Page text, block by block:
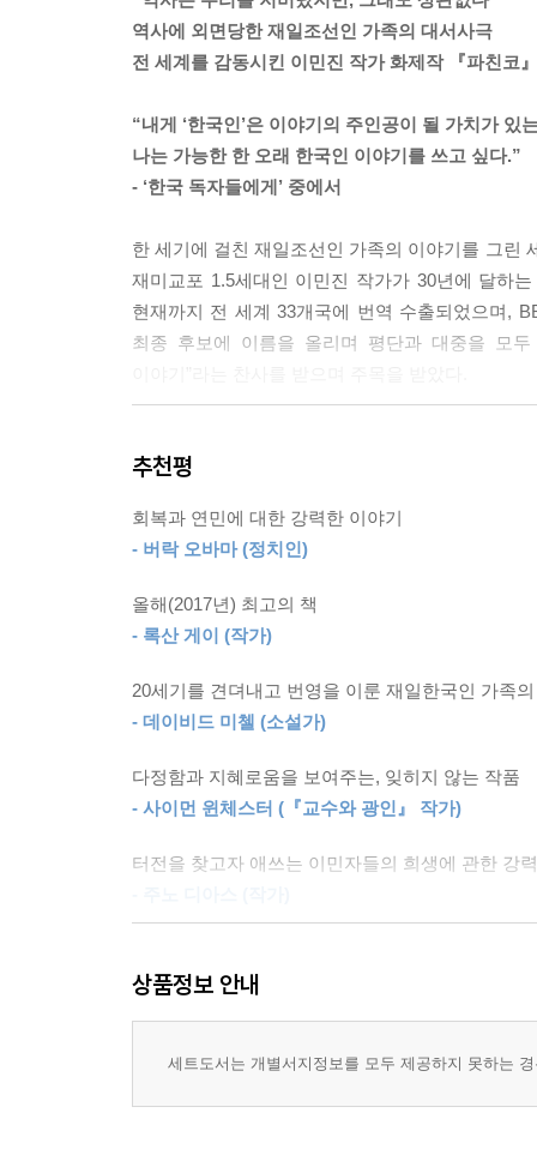
노아는 자기가 평범한 사람이고 조선인이 아니었
없었다. 자신은 결코 평범한 일본인이 될 수 없을
“아가, 이리 오렴.” 이삭이 말했다.
노아가 이삭에게 다가가 무릎을 꿇고 앉았다. ‘제
다.
서 하루하루 살아가는 것은 큰 용기가 필요한 일이
--- pp.306~307
선자는 설탕이 냄비에서 녹아 졸아드는 동안 계속
주 잘 관리한 밝고 튼튼한 집, 수박과 상추와 호박
--- p.376
유미는 많은 조선인이 북한으로 돌아갔고 더 많
선인이라는 것은 벗어날 수 없는 가난이나 수치
그렇다고 자신을 결코 사랑해주지 않는 의붓어
--- p.84
“잘 들어, 이 친구야, 네가 할 수 있는 건 없어. 이
이든 더러운 조선인일 뿐이야. 도대체 어떡하라는
“인간은 끔찍해. 맥주나 마셔.”
--- p.209
역사에 외면당한 재일조선인 가족의 대서사극
전 세계를 감동시킨 이민진 작가 화제작 『파친코
“내게 ‘한국인’은 이야기의 주인공이 될 가치가 있
나는 가능한 한 오래 한국인 이야기를 쓰고 싶다.”
- ‘한국 독자들에게’ 중에서
한 세기에 걸친 재일조선인 가족의 이야기를 그린
재미교포 1.5세대인 이민진 작가가 30년에 달하
현재까지 전 세계 33개국에 번역 수출되었으며,
최종 후보에 이름을 올리며 평단과 대중을 모
저버렸지만, 그래도 상관없다”)에서부터 원문의
출간을 기념해 ‘한국 독자들에게’ 보내는 글에
“한국인은 지적으로나, 감성적으로나 깊이 있는
들려주고 싶다며 한국 독자들에게 각별한 애정을
―버락 오바마(미국 전 대통령)
문화와 세대를 가로지르는 새로운 고전의 탄생!
‘올해의 책’, 전미도서상 최종 후보에 선정되며
새로운 클래식으로 자리매김한 『파친코』(전 2권
추천평
회복과 연민에 대한 강력한 이야기
- 버락 오바마 (정치인)
올해(2017년) 최고의 책
- 록산 게이 (작가)
20세기를 견뎌내고 번영을 이룬 재일한국인 가족
- 데이비드 미첼 (소설가)
다정함과 지혜로움을 보여주는, 잊히지 않는 작품
- 사이먼 윈체스터 (『교수와 광인』 작가)
터전을 찾고자 애쓰는 이민자들의 희생에 관한 강
그러하듯 가족, 사랑, 돈과 같은 모든 문제와 씨름
상품정보 안내
세트도서는 개별서지정보를 모두 제공하지 못하는